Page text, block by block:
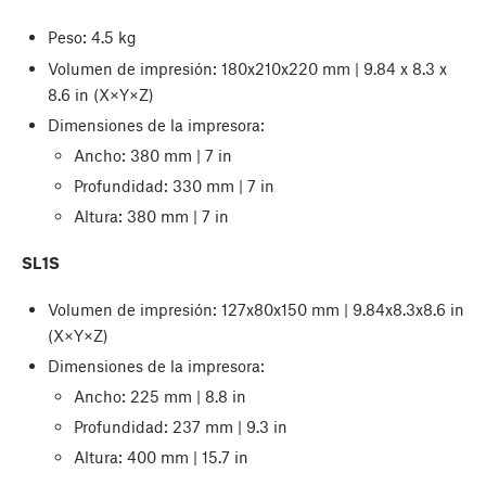
Peso: 4.5 kg
Volumen de impresión: 180x210x220 mm | 9.84 x 8.3 x
8.6 in (X×Y×Z)
Dimensiones de la impresora:
Ancho: 380 mm | 7 in
Profundidad: 330 mm | 7 in
Altura: 380 mm | 7 in
SL1S
Volumen de impresión: 127x80x150 mm | 9.84x8.3x8.6 in
(X×Y×Z)
Dimensiones de la impresora:
Ancho: 225 mm | 8.8 in
Profundidad: 237 mm | 9.3 in
Altura: 400 mm | 15.7 in